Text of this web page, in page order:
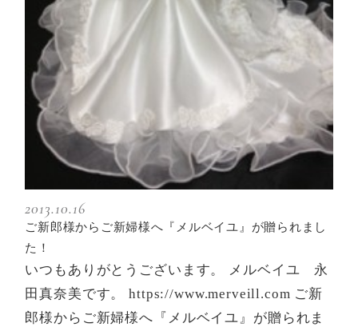
2013.10.16
ご新郎様からご新婦様へ『メルベイユ』が贈られまし
た！
いつもありがとうございます。 メルベイユ 永
田真奈美です。 https://www.merveill.com ご新
郎様からご新婦様へ『メルベイユ』が贈られま